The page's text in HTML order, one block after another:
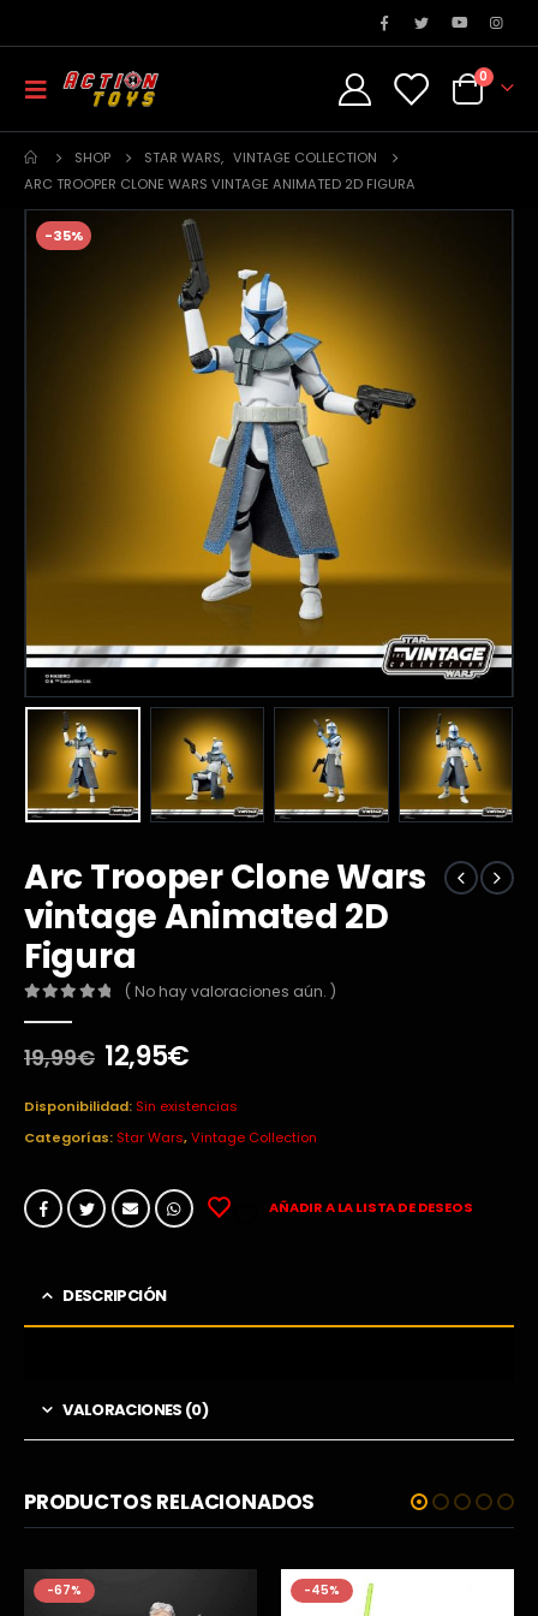
0
SHOP STAR WARS, VINTAGE COLLECTION
ARC TROOPER CLONE WARS VINTAGE ANIMATED 2D FIGURA
-35%
Arc Trooper Clone Wars
vintage Animated 2D
Figura
( No hay valoraciones aún. )
19,99€ El
original
era:
12,95€El
actual
es:
Disponibilidad: Sin existencias
Categorías: Star Wars,Vintage Collection
AÑADIR A LA LISTA DE DESEOS
DESCRIPCIÓN
VALORACIONES (0)
PRODUCTOS RELACIONADOS
-67% -45%